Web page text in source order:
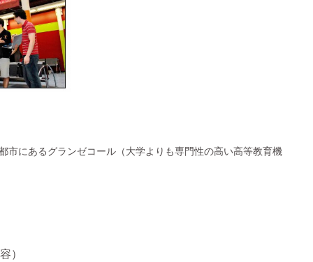
市にあるグランゼコール（大学よりも専門性の高い高等教育機
）